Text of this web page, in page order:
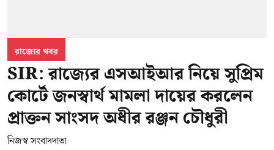
রাজ্যের খবর
SIR: রাজ্যের এসআইআর নিয়ে সুপ্রিম
কোর্টে জনস্বার্থ মামলা দায়ের করলেন
প্রাক্তন সাংসদ অধীর রঞ্জন চৌধুরী
নিজস্ব সংবাদদাতা